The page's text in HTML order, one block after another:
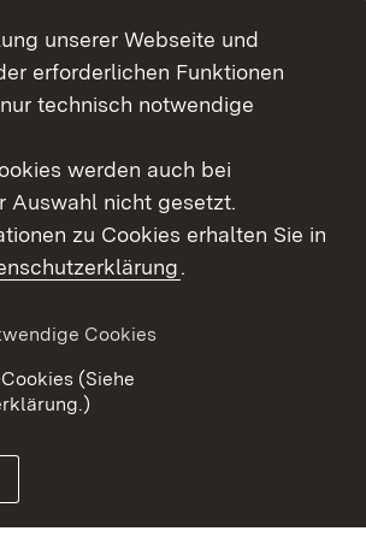
Erklärung zur
unserer Webseite und
erforderlichen Funktionen
technisch notwendige
werden auch bei
Auswahl nicht gesetzt.
zu Cookies erhalten Sie in
.
Cookies
(Siehe